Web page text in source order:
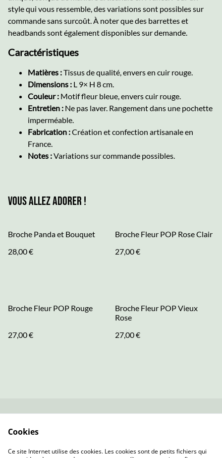
style qui vous ressemble, des variations sont possibles sur
commande sans surcoût. À noter que des barrettes et
headbands sont également disponibles sur demande.
Caractéristiques
Matières :Tissus de qualité, envers en cuir rouge.
Dimensions : L 9× H 8 cm.
Couleur : Motif fleur bleue, envers cuir rouge.
Entretien : Ne pas laver. Rangement dans une pochette
imperméable.
Fabrication :Création et confection artisanale en
France.
Notes :Variations sur commande possibles.
Vous allez adorer !
Broche Panda et Bouquet
28,00 €
Broche Fleur POP Rose Clair
27,00 €
Broche Fleur POP Rouge
27,00 €
Broche Fleur POP Vieux
Rose
27,00 €
confidentialité
Cookies
Ce site Internet utilise des cookies. Les cookies sont de petits fichiers qui